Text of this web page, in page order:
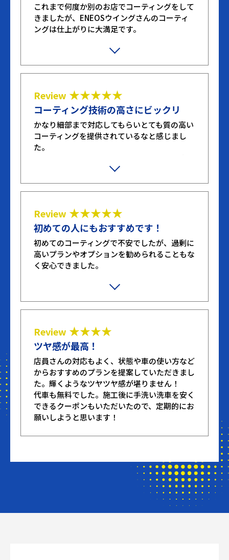
これまで何度か別のお店でコーティングをして
きましたが、ENEOSウイングさんのコーティ
ングは仕上がりに大満足です。
ましたが、わかりやすく明確な回答をもらっ
て、対応もすごく良かったです。ありがとうご
ざいました！
Review ★★★★★
コーティング技術の高さにビックリ
かなり細部まで対応してもらいとても質の高い
コーティングを提供されているなと感じまし
た。
Review ★★★★★
初めての人にもおすすめです！
初めてのコーティングで不安でしたが、過剰に
高いプランやオプションを勧められることもな
く安心できました。
で見るたびに心が躍ります。
Review ★★★★
ツヤ感が最高！
店員さんの対応もよく、状態や車の使い方など
からおすすめのプランを提案していただきまし
た。輝くようなツヤツヤ感が堪りません！
代車も無料でした。施工後に手洗い洗車を安く
できるクーポンもいただいたので、定期的にお
願いしようと思います！